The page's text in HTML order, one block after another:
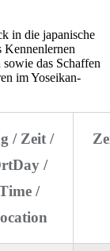
in die japanische
Kennenlernen
das Schaffen
im Yoseikan-
/ Zeit /
Day /
/